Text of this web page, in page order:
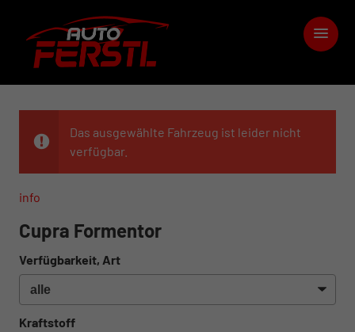
Das ausgewählte Fahrzeug ist leider nicht
verfügbar.
info
Cupra Formentor
Verfügbarkeit, Art
Kraftstoff